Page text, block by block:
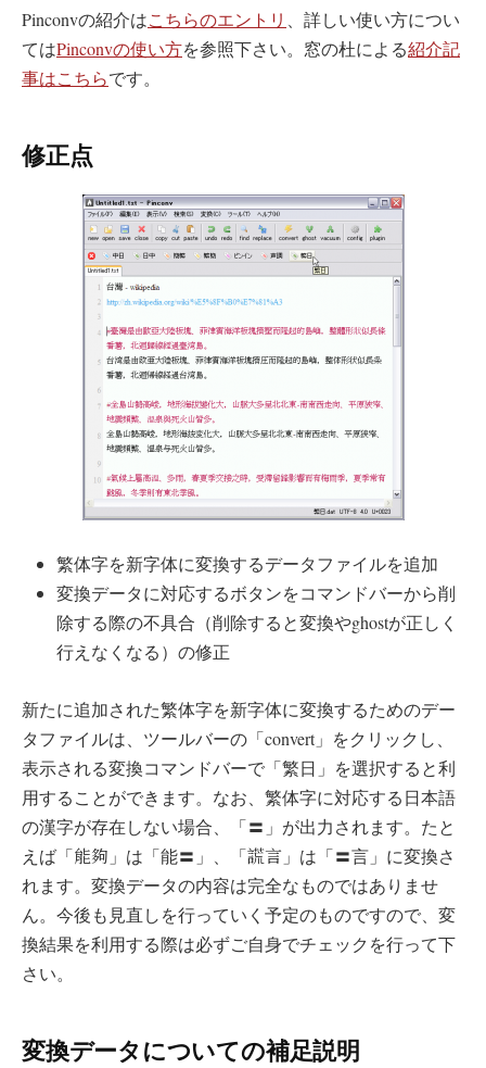
Pinconvの紹介はこちらのエントリ
、詳しい使い方につい
てはPinconvの使い方を参照下さい。窓の杜による紹介記
事はこちらです。
修正点
繁体字を新字体に変換するデータファイルを追加
変換データに対応するボタンをコマンドバーから削
除する際の不具合（削除すると変換やghostが正しく
行えなくなる）の修正
新たに追加された繁体字を新字体に変換するためのデー
タファイルは、ツールバーの「convert」をクリックし、
表示される変換コマンドバーで「繁日」を選択すると利
用することができます。なお、繁体字に対応する日本語
の漢字が存在しない場合、「〓」が出力されます。たと
えば「能夠 」は「能〓」、「謊言 」は「〓言」に変換さ
れます。変換データの内容は完全なものではありませ
ん。今後も見直しを行っていく予定のものですので、変
換結果を利用する際は必ずご自身でチェックを行って下
さい。
変換データについての補足説明